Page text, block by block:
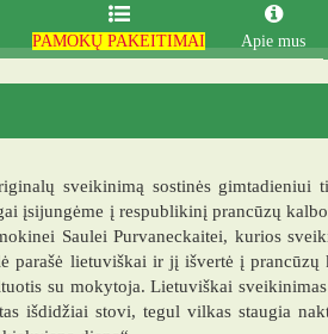
PAMOKŲ PAKEITIMAI Apie mus
sveikinimą sostinės gimtadieniui
įsijungėme į respublikinį prancūzų
Saulei Purvaneckaitei, kurios
parašė lietuviškai ir jį išvertė į
su mokytoja. Lietuviškai
išdidžiai stovi, tegul vilkas staugia